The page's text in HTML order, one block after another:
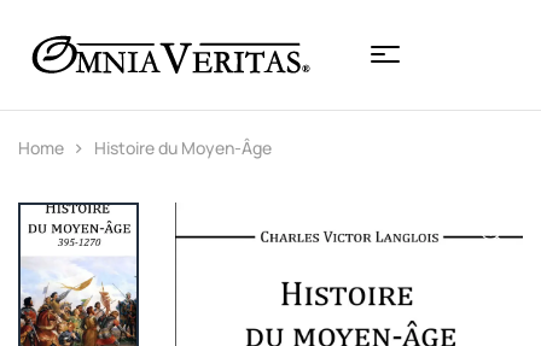
Home Histoire du Moyen-Âge